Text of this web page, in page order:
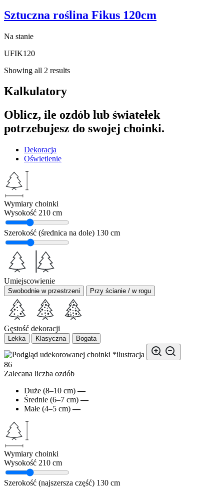
Sztuczna roślina Fikus 120cm
Na stanie
UFIK120
Showing all 2 results
Kalkulatory
Oblicz, ile ozdób lub światełek
potrzebujesz do swojej choinki.
Dekoracja
Oświetlenie
Wymiary choinki
Wysokość 210 cm
Szerokość (średnica na dole) 130 cm
Umiejscowienie
Swobodnie w przestrzeni Przy ścianie / w rogu
Gęstość dekoracji
Lekka Klasyczna Bogata
*ilustracja
86
Zalecana liczba ozdób
Duże (8–10 cm) —
Średnie (6–7 cm) —
Małe (4–5 cm) —
Wymiary choinki
Wysokość 210 cm
Szerokość (najszersza część) 130 cm